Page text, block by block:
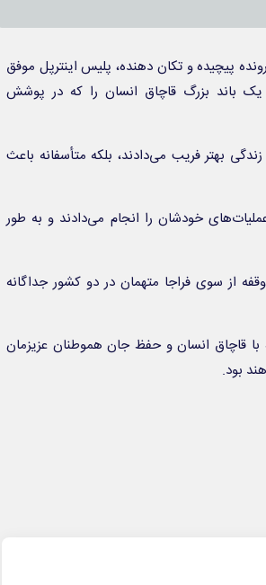
پیچیده و تکان دهنده، پلیس اینترپل موفق
باند بزرگ قاچاق انسان را که در پوشش
بهتر فریب می‌دادند، بلکه متأسفانه باعث
خودشان را انجام می‌دادند و به طور
از سوی فراجا متهمان در دو کشور جداگانه
با قاچاق انسان و حفظ جان هموطنان عزیزمان
بود.